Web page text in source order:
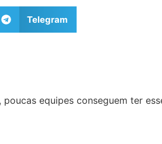
Telegram
equipes conseguem ter